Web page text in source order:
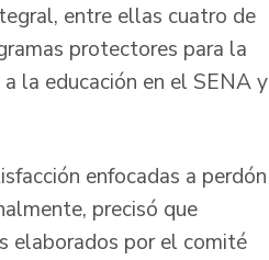
entre ellas cuatro de
protectores para la
la educación en el SENA y
enfocadas a perdón
precisó que
elaborados por el comité